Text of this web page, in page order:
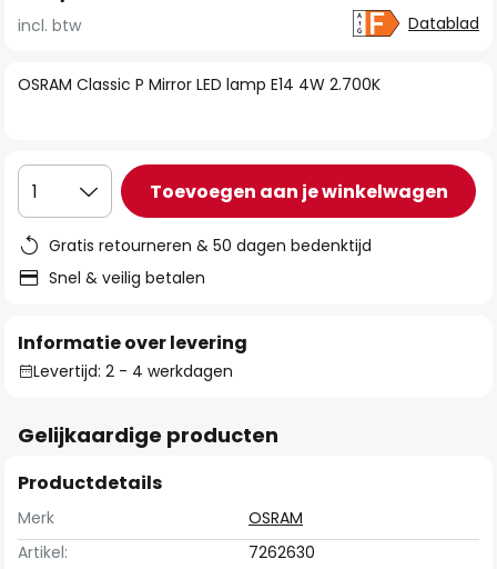
het
van
gallerij
OSRAM Classic P Mirror LED lamp E14 4W 2.700K
incl. btw Datablad
1 Toevoegen aan je winkelwagen
Gratis retourneren & 50 dagen bedenktijd
Snel & veilig betalen
Informatie over levering
Levertijd: 2 - 4 werkdagen
Gelijkaardige producten
Productdetails
Merk
OSRAM
Artikel:
7262630